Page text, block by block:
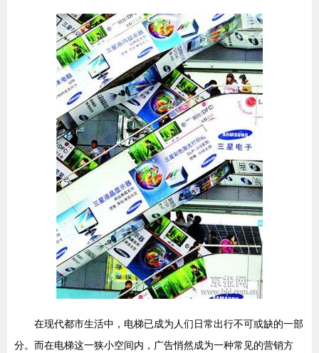
在现代都市生活中，电梯已成为人们日常出行不可或缺的一部
分。而在电梯这一狭小空间内，广告悄然成为一种常见的营销方